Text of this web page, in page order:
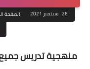
26 سبتمبر 2021 الصفحة
منهجية تدريس